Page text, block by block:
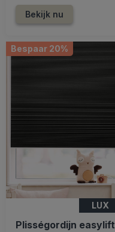
Bekijk nu
Bespaar 20%
LUX
Plisségordijn easylift